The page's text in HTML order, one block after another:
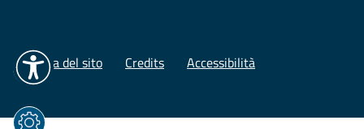
Mappa del sito Credits Accessibilità